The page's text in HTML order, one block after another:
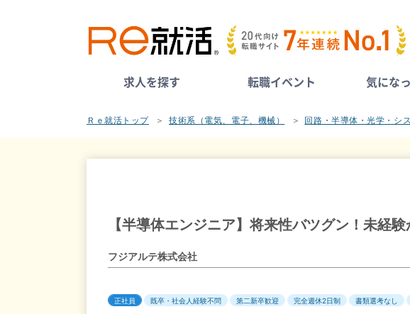
求人を探す 転職イベント 気にな
Ｒｅ就活トップ 技術系（電気、電子、機械） 回路・半導体・光学・シ
【半導体エンジニア】将来性バツグン！未経
フジアルテ株式会社
正社員 既卒・社会人経験不問 第二新卒歓迎 完全週休2日制 書類選考なし